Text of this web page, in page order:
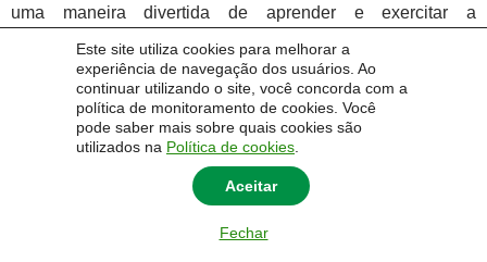
Este site utiliza cookies para melhorar a
experiência de navegação dos usuários. Ao
continuar utilizando o site, você concorda com a
política de monitoramento de cookies. Você
pode saber mais sobre quais cookies são
utilizados na Política de cookies
Aceitar
Fechar
uma maneira divertida de aprender e exercitar a
matemática.